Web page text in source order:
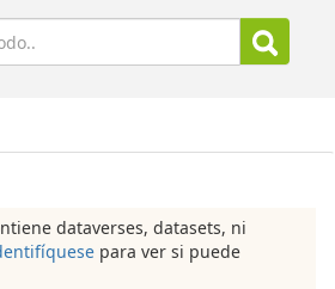
dataverses, datasets, ni
para ver si puede